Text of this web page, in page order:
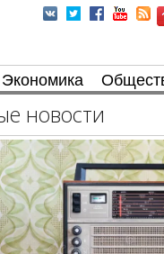
Экономика
новости